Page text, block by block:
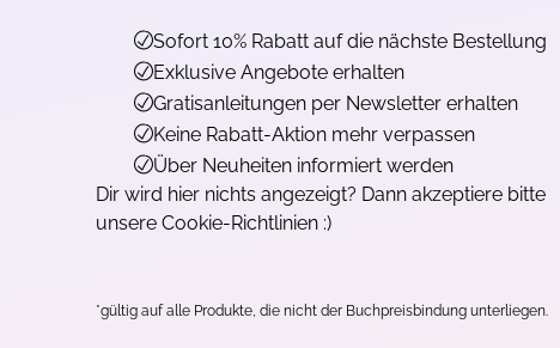
Sofort 10% Rabatt auf die nächste Bestellung
Exklusive Angebote erhalten
Gratisanleitungen per Newsletter erhalten
Keine Rabatt-Aktion mehr verpassen
Über Neuheiten informiert werden
Dir wird hier nichts angezeigt? Dann akzeptiere bitte
unsere Cookie-Richtlinien :)
*gültig auf alle Produkte, die nicht der Buchpreisbindung unterliegen.